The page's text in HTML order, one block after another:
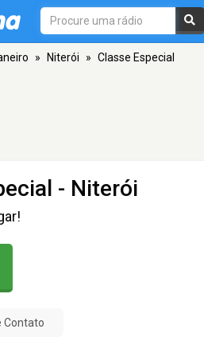
» Niterói » Classe Especial
- Niterói
Contato